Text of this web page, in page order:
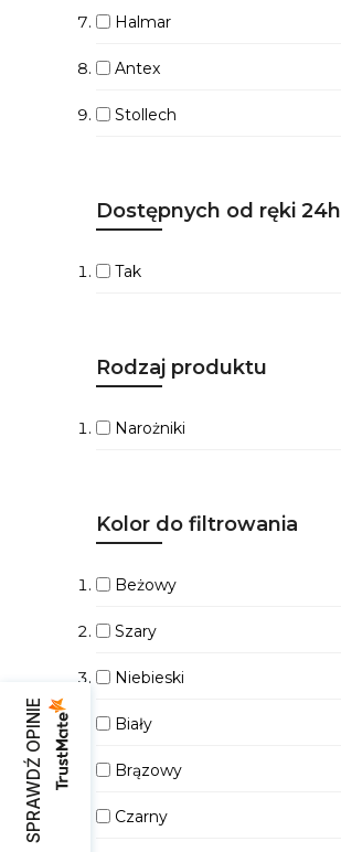
Halmar
Antex
Stollech
Dostępnych od ręki 24h
Tak
Rodzaj produktu
Narożniki
Kolor do filtrowania
Beżowy
Szary
Niebieski
Biały
Brązowy
Czarny
SPRAWDŹ OPINIE